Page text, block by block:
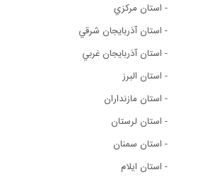
- استان مرکزي
- استان آذربايجان شرقي
- استان آذربايجان غربي
- استان البرز
- استان مازنداران
- استان لرستان
- استان سمنان
- استان ایلام